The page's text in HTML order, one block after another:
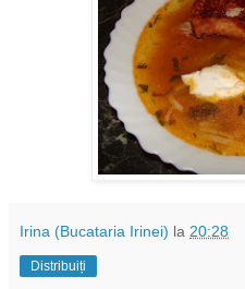
Irina (Bucataria Irinei) la 20:28
Distribuiți